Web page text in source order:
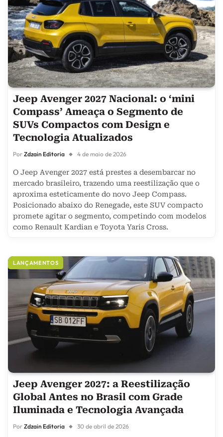
Jeep Avenger 2027 Nacional: o ‘mini
Compass’ Ameaça o Segmento de
SUVs Compactos com Design e
Tecnologia Atualizados
Por Zdzain Editoria 4 de maio de 2026
O Jeep Avenger 2027 está prestes a desembarcar no
mercado brasileiro, trazendo uma reestilização que o
aproxima esteticamente do novo Jeep Compass.
Posicionado abaixo do Renegade, este SUV compacto
promete agitar o segmento, competindo com modelos
como Renault Kardian e Toyota Yaris Cross.
LANÇAMENTOS
Jeep Avenger 2027: a Reestilização
Global Antes no Brasil com Grade
Iluminada e Tecnologia Avançada
Por Zdzain Editoria 30 de abril de 2026